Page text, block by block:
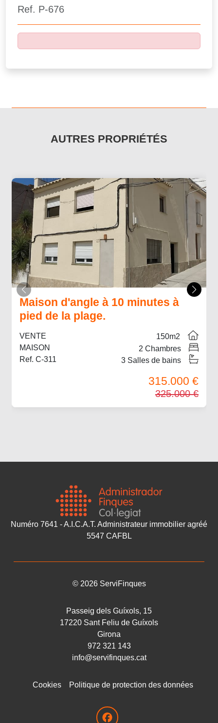
Ref. P-676
AUTRES PROPRIÉTÉS
Maison d'angle à 10 minutes à
pied de la plage.
VENTE
MAISON
Ref. C-311
150m2
2 Chambres
3 Salles de bains
315.000 €
325.000 €
Numéro 7641 - A.I.C.A.T. Administrateur immobilier agréé
5547 CAFBL
© 2026 ServiFinques
Passeig dels Guíxols, 15
17220 Sant Feliu de Guíxols
Girona
972 321 143
info@servifinques.cat
Cookies Politique de protection des données